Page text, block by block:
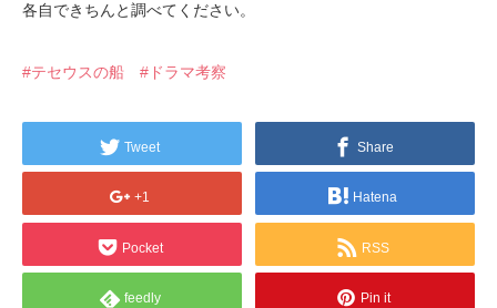
各自できちんと調べてください。
#テセウスの船 #ドラマ考察
Tweet Share
+1 Hatena
Pocket RSS
feedly Pin it